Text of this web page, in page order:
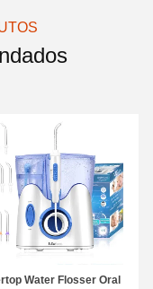
Water Flosser Oral